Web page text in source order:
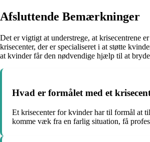
Afsluttende Bemærkninger
Det er vigtigt at understrege, at krisecentrene
krisecenter, der er specialiseret i at støtte
at kvinder får den nødvendige hjælp til at
Hvad er formålet med et
Et krisecenter for kvinder har til formål at
komme væk fra en farlig situation, få